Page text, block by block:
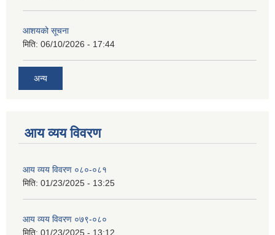
आशयको सूचना
मिति: 06/10/2026 - 17:44
अन्य
आय व्यय विवरण
आय व्यय विवरण ०८०-०८१
मिति: 01/23/2025 - 13:25
आय व्यय विवरण ०७९-०८०
मिति: 01/23/2025 - 13:12